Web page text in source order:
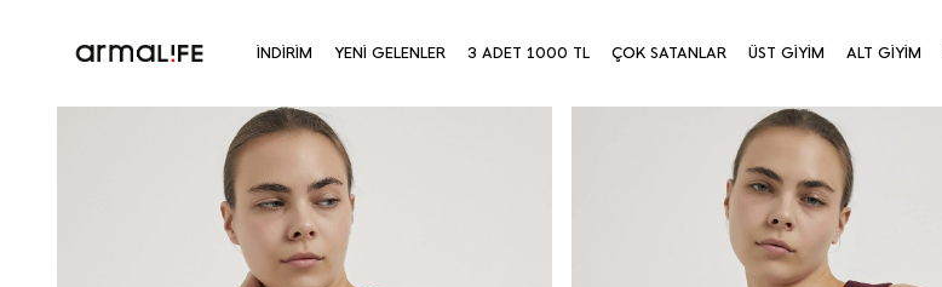
İNDİRİM YENİ GELENLER 3 ADET 1000 TL ÇOK SATANLAR ÜST GİYİM ALT GİYİM